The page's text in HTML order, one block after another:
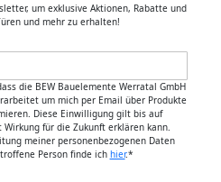
um exklusive Aktionen, Rabatte und
und mehr zu erhalten!
die BEW Bauelemente Werratal GmbH
um mich per Email über Produkte
Diese Einwilligung gilt bis auf
für die Zukunft erklären kann.
meiner personenbezogenen Daten
Person finde ich hier.*